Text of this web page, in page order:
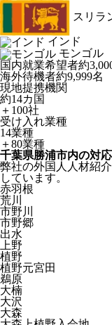
スリラ
インド
モンゴル
国内就業希望者約
海外待機者約9,999名
現地提携機関
約14カ国
＋100社
受け入れ業種
14業種
＋80業種
千葉県勝浦市内の対
弊社の外国人人材紹
しています。
赤羽根
荒川
市野川
市野郷
出水
上野
植野
植野元宮田
鵜原
大楠
大沢
大森